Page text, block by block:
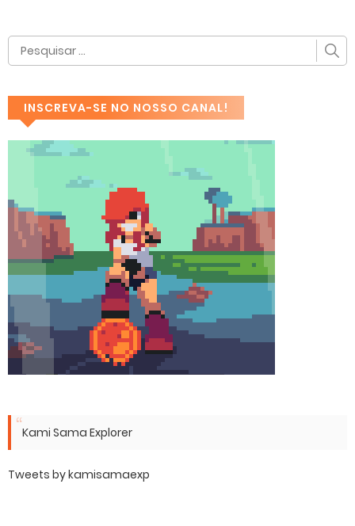
INSCREVA-SE NO NOSSO CANAL!
Kami Sama Explorer
Tweets by kamisamaexp